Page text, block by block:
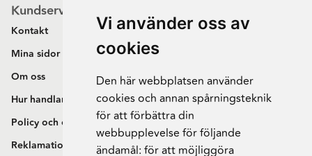
Vi använder oss av
cookies
Den här webbplatsen använder
cookies och annan spårningsteknik
för att förbättra din
webbupplevelse för följande
ändamål: för att möjliggöra
Kundservice
Kontakt
Mina sidor
Om oss
Hur handlar jag?
Policy och cookies
Reklamation och retur